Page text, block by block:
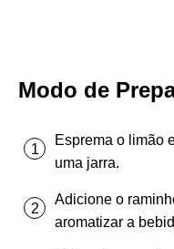
Modo de
Esprema o limão
uma jarra.
Adicione o
aromatizar a